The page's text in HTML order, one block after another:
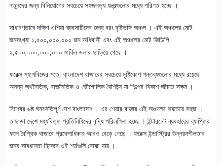
নতুনদের জন্য বিনিয়োগের সবচেয়ে সহজলভ্য যন্ত্রগুলোর মধ্যে পরিণত হচ্ছে ।
সাধারণভাবে দক্ষিণ এশিয়া ব্যবসায়ীদের জন্য বরং দৃষ্টিভঙ্গি অঞ্চল । এই অঞ্চলের মোট
জনসংখ্যা ১,৫০০,০০০,০০০ জন অধিবাসী এবং এই অঞ্চলের মোট জিডিপি
২,৫০০,০০০,০০০,০০০ মার্কিন ডলার ছাড়িয়ে গেছে ।
ফরেক্স ম্যাগবিজের মতে, বাংলাদেশ বাজারের সবচেয়ে দৃষ্টিকোণ গন্তব্যগুলোর মধ্যে রয়েছে
অনন্য অর্থনৈতিক, রাজনৈতিক ও ভৌগোলিক বৈশিষ্ট্য যা শিল্পের বিকাশ ঘটাতে সক্ষম ।
বিশ্বের ৬ষ্ঠ ঘনবসতিপূর্ণ দেশ বাংলাদেশ । এর শেয়ার বাজার এই অঞ্চলের সবচেয়ে সহজ ।
তাছাড়া দেশে মধ্যবিত্ত প্রতিনিধিদের বৃদ্ধি পরিলক্ষিত হচ্ছে । ইন্টারনেট ব্যবহারের ব্যাপ্তির
ফলে বৈশ্বিক বাজারে প্রবেশাধিকার আরও বেড়ে গেছে । ফরেক্স ইন্ডাস্ট্রির উন্নয়নশীলতার
জন্য সাবধানতা হিসেবে ওই শর্তগুলি বোঝা যায় ।